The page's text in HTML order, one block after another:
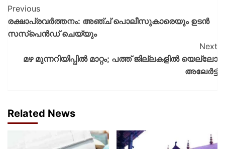
Previous
രക്ഷാപ്രവര്‍ത്തനം: അഞ്ച് പൊലീസുകാരെയും ഉടന്‍
സസ്‌പെന്‍ഡ് ചെയ്യും
Next
മഴ മുന്നറിയിപ്പിൽ മാറ്റം; പത്ത് ജില്ലകളിൽ യെല്ലോ
അലേർട്ട്
Related News